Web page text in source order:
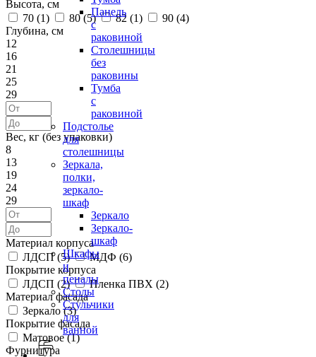
Панель
с
раковиной
Столешницы
без
раковины
Тумба
с
раковиной
Подстолье
для
столешницы
Зеркала,
полки,
зеркало-
шкаф
Зеркало
Зеркало-
шкаф
Шкафы
и
пеналы
Столы
Стульчики
для
ванной
Высота, см
70 (1) 80 (5) 82 (1) 90 (4)
Глубина, см
12
16
21
25
29
Вес, кг (без упаковки)
8
13
19
24
29
Материал корпуса
ЛДСП (5) МДФ (6)
Покрытие корпуса
ЛДСП (2) Пленка ПВХ (2)
Материал фасада
Зеркало (3)
Покрытие фасада
Матовое (1)
Фурнитура